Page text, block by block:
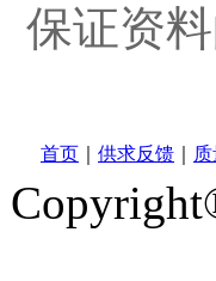
保证资
首页 供求反馈